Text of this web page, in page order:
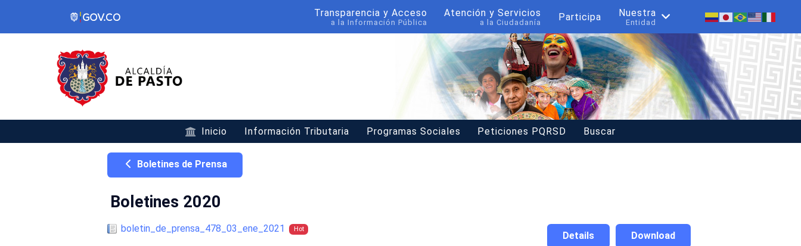
Transparencia y Acceso
a la Información Pública
Atención y Servicios
a la Ciudadanía Participa Nuestra
Entidad
Inicio Información Tributaria Programas Sociales Peticiones PQRSD Buscar
Boletines de Prensa
Boletines 2020
boletin_de_prensa_478_03_ene_2021 Hot
Download
Details